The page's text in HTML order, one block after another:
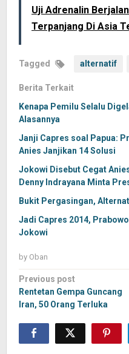
Uji Adrenalin
Terpanjang Di Asia
Tagged alternatif
Berita Terkait
Kenapa Pemilu Selalu
Alasannya
Janji Capres soal Papua:
Anies Janjikan 14 Solusi
Jokowi Disebut Cegat
Denny Indrayana Minta
Bukit Pergasingan,
Jadi Capres 2014,
Jokowi
by Oban
Post
navigation
Previous post
Rentetan Gempa Guncang
Iran, 50 Orang Terluka